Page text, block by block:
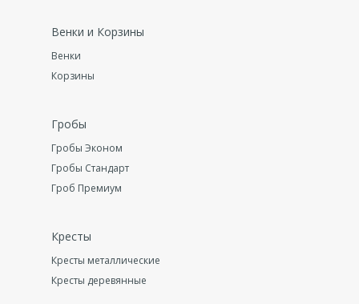
Венки и Корзины
Венки
Корзины
Гробы
Гробы Эконом
Гробы Стандарт
Гроб Премиум
Кресты
Кресты металлические
Кресты деревянные